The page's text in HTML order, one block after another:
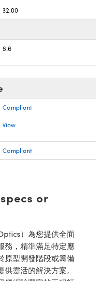
32.00
6.6
Compliant
View
Compliant
or
）為您提供全面
務，精準滿足特定應
原型開發階段或籌備
靈活的解決方案。